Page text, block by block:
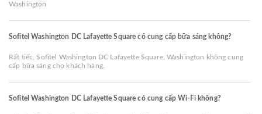
Washington
Sofitel Washington DC Lafayette Square có cung cấp bữa sáng không?
Rất tiếc, Sofitel Washington DC Lafayette Square, Washington không cung
cấp bữa sáng cho khách hàng.
Sofitel Washington DC Lafayette Square có cung cấp Wi-Fi không?